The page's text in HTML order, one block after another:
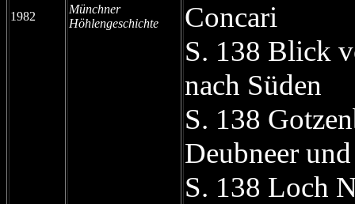
1982
Münchner
Höhlengeschichte
Concari
S. 138 Blick
nach Süden
S. 138
Deubneer
S. 138 Loch